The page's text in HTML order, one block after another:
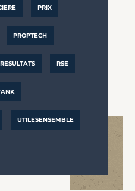
PRIX
PROPTECH
RESULTATS RSE
UTILESENSEMBLE